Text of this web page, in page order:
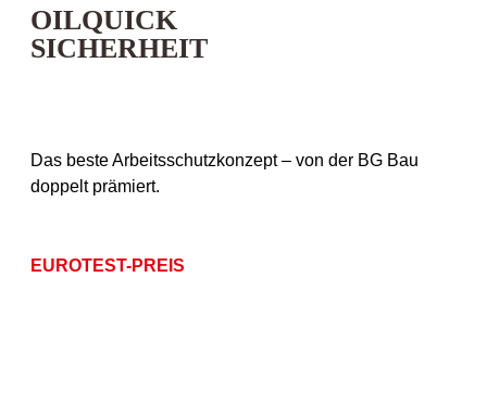
OILQUICK
SICHERHEIT
Das beste Arbeitsschutzkonzept – von der BG Bau
doppelt prämiert.
EUROTEST-PREIS